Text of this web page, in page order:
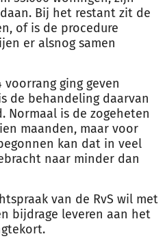
Bij het restant zit de
of is de procedure
er alsnog samen
voorrang ging geven
de behandeling daarvan
Normaal is de zogeheten
maanden, maar voor
kan dat in veel
naar minder dan
van de RvS wil met
bijdrage leveren aan het